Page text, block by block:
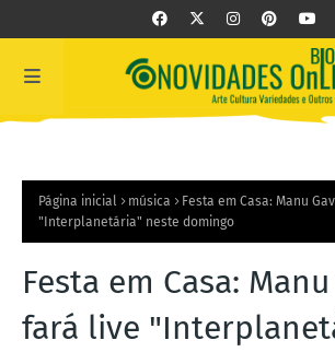
Página inicial música
Festa em Casa: Manu
"Interplanetária" neste domingo
Festa em Casa:
fará live